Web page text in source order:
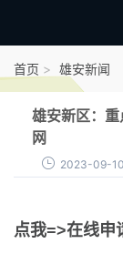
首页 雄安新闻
雄安新区：
网
2023-09-
点我=>在线申